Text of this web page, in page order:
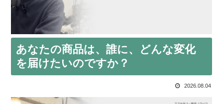
あなたの商品は、誰に、どんな変化
を届けたいのですか？
2026.08.04